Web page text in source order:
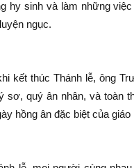
hy sinh và làm những
ngục.
kết thúc Thánh lễ, ông
sơ, quý ân nhân, và toàn
hồng ân đặc biệt của giáo